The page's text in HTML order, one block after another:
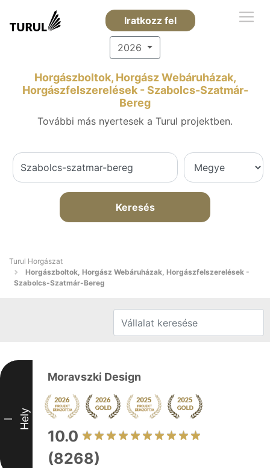
Iratkozz fel
2026
Horgászboltok, Horgász Webáruházak,
Horgászfelszerelések - Szabolcs-Szatmár-
Bereg
További más nyertesek a Turul projektben.
Keresés
Turul Horgászat
Horgászboltok, Horgász Webáruházak, Horgászfelszerelések -
Szabolcs-Szatmár-Bereg
I Hely
Moravszki Design
10.0
(8268)